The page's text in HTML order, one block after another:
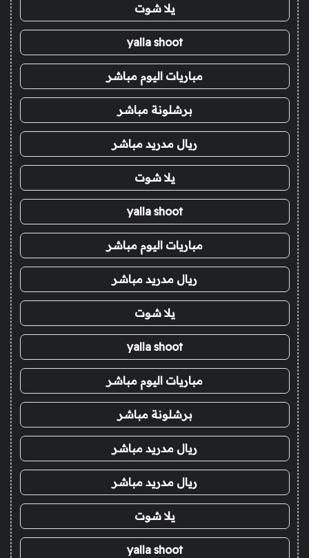
يلا شوت
yalla shoot
مباريات اليوم مباشر
برشلونة مباشر
ريال مدريد مباشر
يلا شوت
yalla shoot
مباريات اليوم مباشر
ريال مدريد مباشر
يلا شوت
yalla shoot
مباريات اليوم مباشر
برشلونة مباشر
ريال مدريد مباشر
ريال مدريد مباشر
يلا شوت
yalla shoot